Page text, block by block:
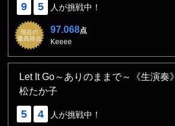
9 5 人が挑戦中！
現在の
最高得点
97.068点
Keeee
Let It Go～ありのままで～《生演奏》
松たか子
5 4 人が挑戦中！